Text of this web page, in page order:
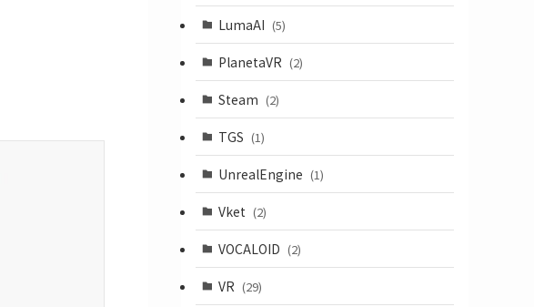
LumaAI (5)
PlanetaVR (2)
Steam (2)
TGS (1)
UnrealEngine (1)
Vket (2)
VOCALOID (2)
VR (29)